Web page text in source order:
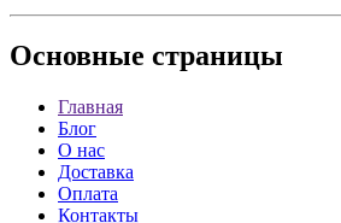
Основные страницы
Главная
Блог
О нас
Доставка
Оплата
Контакты